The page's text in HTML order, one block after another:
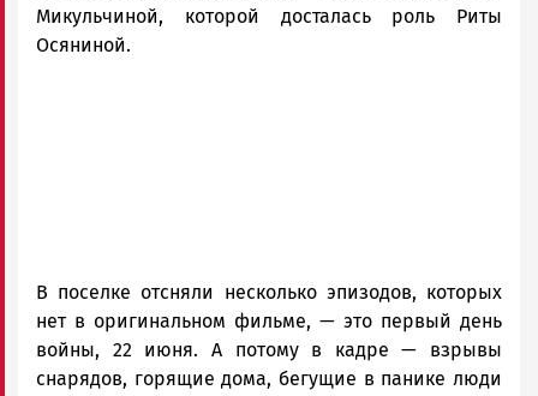
Микульчиной, которой досталась роль Риты
Осяниной.
В поселке отсняли несколько эпизодов, которых
нет в оригинальном фильме, — это первый день
войны, 22 июня. А потому в кадре — взрывы
снарядов, горящие дома, бегущие в панике люди